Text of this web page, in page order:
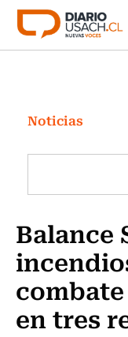
Click acá para ir
Investigación
Cultura
Programas
Noticias
Balance
en tres